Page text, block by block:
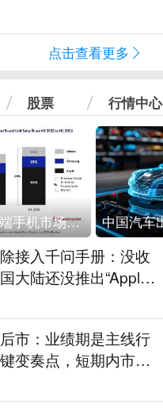
点击查看更多
股票 行情中心
苹果拿下高端手机市场65%的份额：iPhone 17系列功不可没
接入千问手册：没收
大陆还没推出“Apple
”功能
市：业绩期是主线行
变奏点，短期内市场
关注三条业绩主线